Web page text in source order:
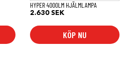
HYPER 4000LM HJÄLMLAMPA
2.630SEK
KÖP NU